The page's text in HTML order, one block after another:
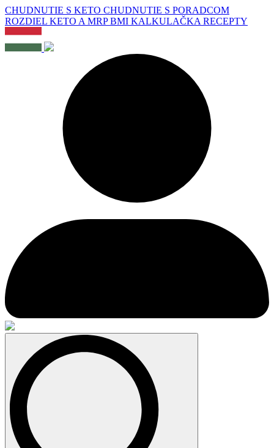
CHUDNUTIE S KETO CHUDNUTIE S PORADCOM
ROZDIEL KETO A MRPBMI KALKULAČKA RECEPTY
Search